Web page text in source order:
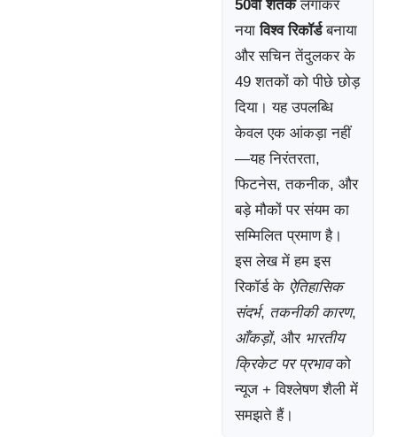
50वां शतकलगाकर
नयाविश्व रिकॉर्डबनाया
और सचिन तेंदुलकर के
49 शतकों को पीछे छोड़
दिया। यह उपलब्धि
केवल एक आंकड़ा नहीं
—यह निरंतरता,
फिटनेस, तकनीक, और
बड़े मौकों पर संयम का
सम्मिलित प्रमाण है।
इस लेख में हम इस
रिकॉर्ड के ऐतिहासिक
संदर्भ, तकनीकी कारण,
आँकड़ों, और भारतीय
क्रिकेट पर प्रभावको
न्यूज + विश्लेषण शैली में
समझते हैं।